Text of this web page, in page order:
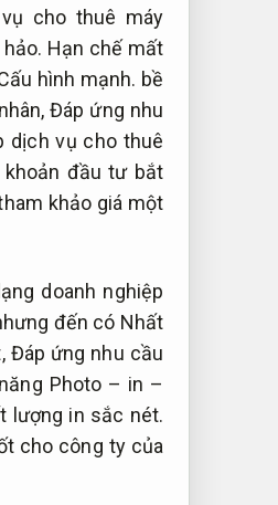
cho thuê máy
Hạn chế mất
hình mạnh. bề
Đáp ứng nhu
dịch vụ cho thuê
khoản đầu tư bắt
khảo giá một
doanh nghiệp
đến có Nhất
Đáp ứng nhu cầu
Photo – in –
lượng in sắc nét.
cho công ty của